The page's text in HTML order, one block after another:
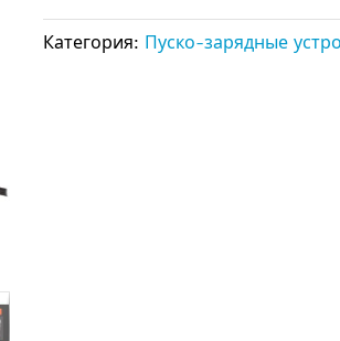
Категория: Пуско-зарядные